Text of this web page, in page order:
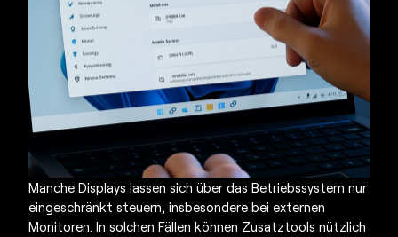
Manche Displays lassen sich über das Betriebssystem nur
eingeschränkt steuern, insbesondere bei externen
Monitoren. In solchen Fällen können Zusatztools nützlich